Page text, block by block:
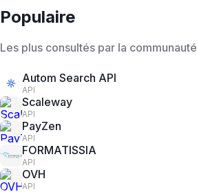
Populaire
Les plus consultés par la communauté
Autom Search API
API
Scaleway
API
PayZen
API
FORMATISSIA
API
OVH
API